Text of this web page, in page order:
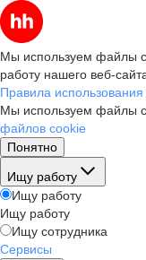
Мы используем файлы
работу нашего веб-
Правила
Мы используем файлы
файлов cookie
Понятно
Ищу работу
Ищу работу
Ищу работу
Ищу сотрудника
Сервисы